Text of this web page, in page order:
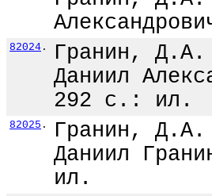
82024 .
Гранин, Д.А.
Даниил
292 с.: ил.
82025 .
Гранин,
Даниил
ил.